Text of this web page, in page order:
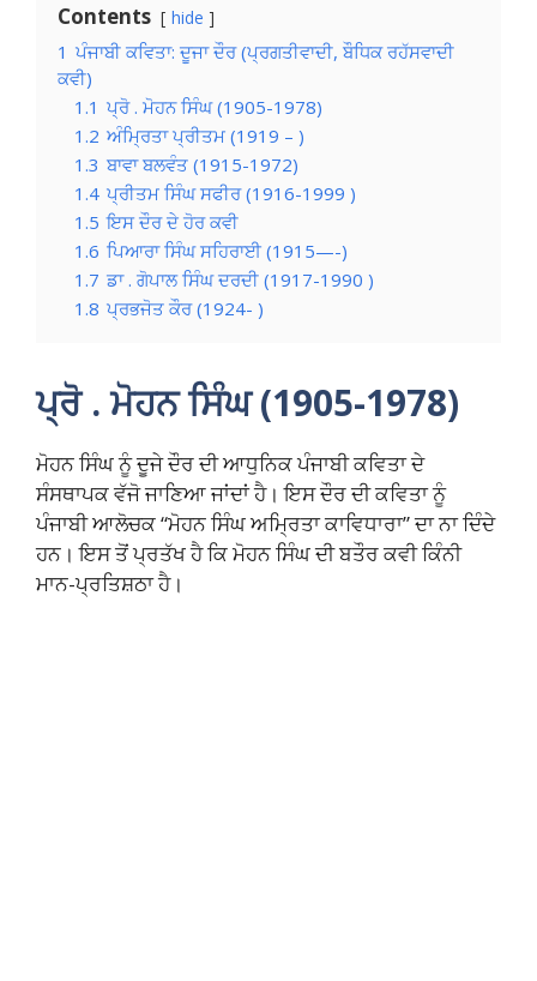
Contents hide
1 ਪੰਜਾਬੀ ਕਵਿਤਾ: ਦੂਜਾ ਦੌਰ (ਪ੍ਰਗਤੀਵਾਦੀ, ਬੌਧਿਕ ਰਹੱਸਵਾਦੀ
ਕਵੀ)
1.1 ਪ੍ਰੋ . ਮੋਹਨ ਸਿੰਘ (1905-1978)
1.2 ਅੰਮ੍ਰਿਤਾ ਪ੍ਰੀਤਮ (1919 – )
1.3 ਬਾਵਾ ਬਲਵੰਤ (1915-1972)
1.4 ਪ੍ਰੀਤਮ ਸਿੰਘ ਸਫੀਰ (1916-1999 )
1.5 ਇਸ ਦੌਰ ਦੇ ਹੋਰ ਕਵੀ
1.6 ਪਿਆਰਾ ਸਿੰਘ ਸਹਿਰਾਈ (1915—-)
1.7 ਡਾ . ਗੋਪਾਲ ਸਿੰਘ ਦਰਦੀ (1917-1990 )
1.8 ਪ੍ਰਭਜੋਤ ਕੌਰ (1924- )
ਪ੍ਰੋ.ਮੋਹਨ ਸਿੰਘ (1905-1978)
ਮੋਹਨ ਸਿੰਘ ਨੂੰ ਦੂਜੇ ਦੌਰ ਦੀ ਆਧੁਨਿਕ ਪੰਜਾਬੀ ਕਵਿਤਾ ਦੇ
ਸੰਸਥਾਪਕ ਵੱਜੋ ਜਾਣਿਆ ਜਾਂਦਾਂ ਹੈ। ਇਸ ਦੌਰ ਦੀ ਕਵਿਤਾ ਨੂੰ
ਪੰਜਾਬੀ ਆਲੋਚਕ “ਮੋਹਨ ਸਿੰਘ ਅਮ੍ਰਿਤਾ ਕਾਵਿਧਾਰਾ” ਦਾ ਨਾ ਦਿੰਦੇ
ਹਨ। ਇਸ ਤੋਂ ਪ੍ਰਤੱਖ ਹੈ ਕਿ ਮੋਹਨ ਸਿੰਘ ਦੀ ਬਤੌਰ ਕਵੀ ਕਿੰਨੀ
ਮਾਨ-ਪ੍ਰਤਿਸ਼ਠਾ ਹੈ।